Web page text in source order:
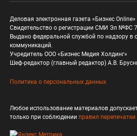
Деловая электронная газета «Бизнес Online»
Свидетельство о регистрации СМИ Эл №ФС
Выдано федеральной службой по надзору в
коммуникаций.
Учредитель ООО «Бизнес Медия Холдинг»
Шеф-редактор (главный редактор) А.В.
Политика о персональных данных
Любое использование материалов
только при соблюдении правил перепечатки